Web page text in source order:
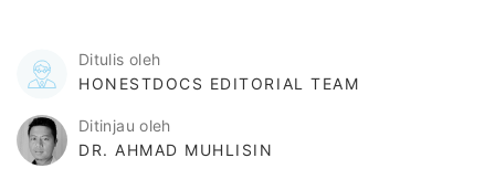
Ditulis oleh
HONESTDOCS EDITORIAL TEAM
Ditinjau oleh
DR. AHMAD MUHLISIN